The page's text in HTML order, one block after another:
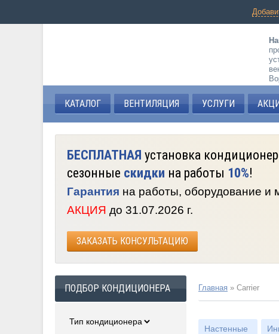
КАТАЛОГ ВЕНТИЛЯЦИЯ УСЛУГИ
БЕСПЛАТНАЯ установка
сезонные скидки на работы 10%!
Гарантия на работы, оборудование и
АКЦИЯ до 31.07.2026 г.
ЗАКАЗАТЬ КОНСУЛЬТАЦИЮ
Главная » Carrier
Настенные
ПОДБОР КОНДИЦИОНЕРА